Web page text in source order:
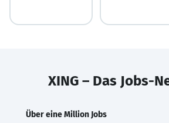
XING – Das Jobs-
Über eine Million Jobs